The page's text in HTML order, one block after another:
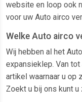
website en loop ook
voor uw Auto airco
Welke Auto airco
Wij hebben al het
expansieklep. Van
artikel waarnaar u op
Zoekt u bij ons kunt u